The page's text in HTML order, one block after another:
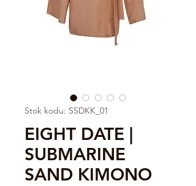
Stok kodu: SSDKK_01
EIGHT DATE |
SUBMARINE
SAND KIMONO